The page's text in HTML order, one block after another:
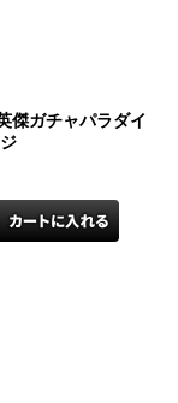
ガチャパラダイ